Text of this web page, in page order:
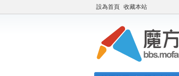
設為首頁 收藏本站